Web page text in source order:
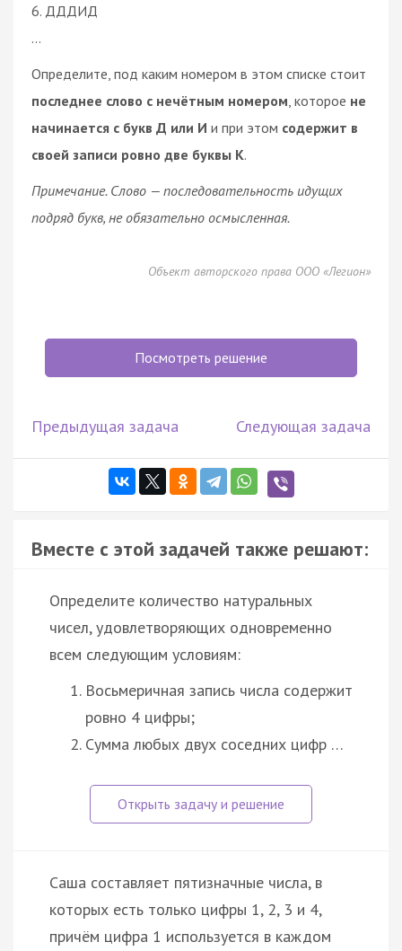
6. ДДДИД
…
Определите, под каким номером в этом списке стоит
последнее слово с нечётным номером , которое не
начинается с букв Д или И и при этом содержит в
своей записи ровно две буквы К.
Примечание. Слово — последовательность идущих
подряд букв, не обязательно осмысленная.
Объект авторского права ООО «Легион»
Посмотреть решение
Предыдущая задача Следующая задача
Вместе с этой задачей также решают:
Определите количество натуральных
чисел, удовлетворяющих одновременно
всем следующим условиям:
Восьмеричная запись числа содержит
ровно 4 цифры;
Сумма любых двух соседних цифр …
Саша составляет пятизначные числа, в
которых есть только цифры 1, 2, 3 и 4,
причём цифра 1 используется в каждом